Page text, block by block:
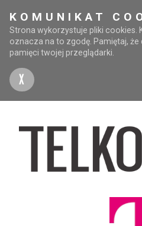
KOMUNIKAT
Strona wykorzystuje pliki cookies.
oznacza na to zgodę. Pamiętaj,
pamięci twojej przeglądarki.
X